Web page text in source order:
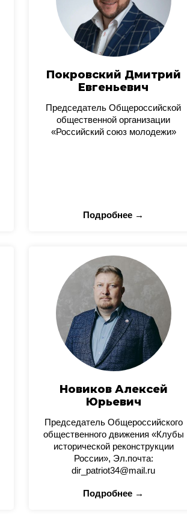
Покровский Дмитрий
Евгеньевич
Председатель Общероссийской
общественной организации
«Российский союз молодежи»
Подробнее →
Новиков Алексей
Юрьевич
Председатель Общероссийского
общественного движения «Клубы
исторической реконструкции
России», Эл.почта:
dir_patriot34@mail.ru
Подробнее →